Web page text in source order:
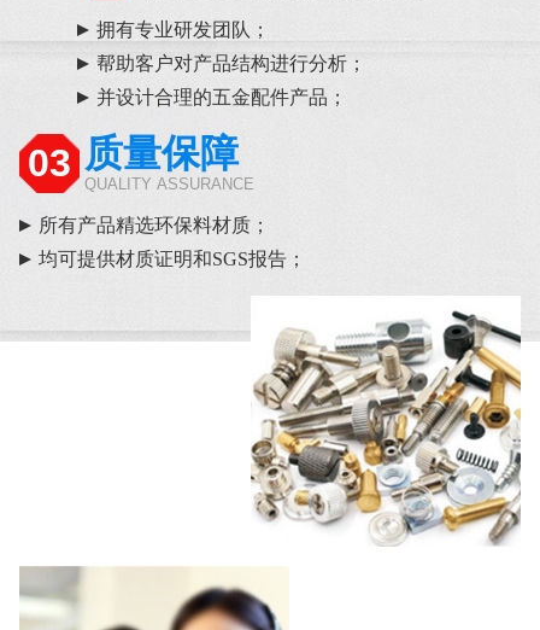
拥有专业研发团队；
帮助客户对产品结构进行分析；
并设计合理的五金配件产品；
03 质量保障
QUALITY ASSURANCE
所有产品精选环保料材质；
均可提供材质证明和SGS报告；